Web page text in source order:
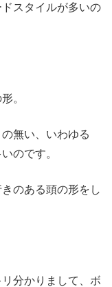
スタイルが多いの
。
無い、いわゆる
のです。
のある頭の形をし
分かりまして、ボ